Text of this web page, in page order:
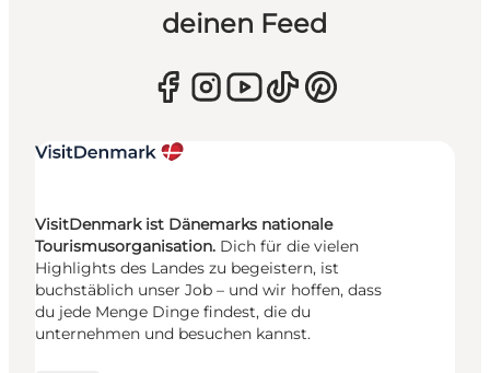
deinen Feed
VisitDenmark ist Dänemarks nationale
Tourismusorganisation. Dich für die vielen
Highlights des Landes zu begeistern, ist
buchstäblich unser Job – und wir hoffen, dass
du jede Menge Dinge findest, die du
unternehmen und besuchen kannst.